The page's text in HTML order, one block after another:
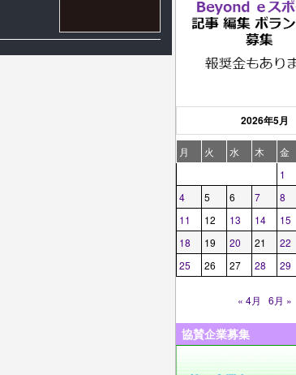
2026年5月
月 火 水 木 金
1
4
5 6 7 8
11
12 13 14 15
18
19 20 21 22
25
26 27 28 29
« 4月 6月 »
協賛企業募集